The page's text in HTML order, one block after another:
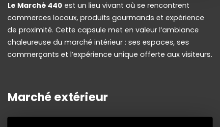
Le Marché 440 est un lieu vivant où se rencontrent
commerces locaux, produits gourmands et expérience
de proximité. Cette capsule met en valeur l’ambiance
chaleureuse du marché intérieur : ses espaces, ses
commerçants et l’expérience unique offerte aux visiteurs.
Marché extérieur